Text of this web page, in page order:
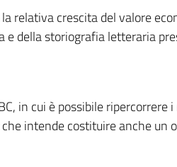
relativa crescita del valore
della storiografia letteraria
in cui è possibile ripercorrere
intende costituire anche un